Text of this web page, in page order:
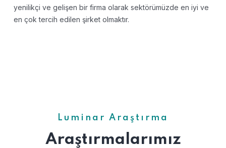
yenilikçi ve gelişen bir firma olarak sektörümüzde en iyi ve
en çok tercih edilen şirket olmaktır.
Luminar Araştırma
Araştırmalarımız